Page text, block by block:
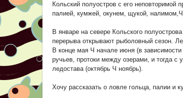
Кольский полуостров с его
палией, кумжей, окунем, щукой,
В январе на севере Кольского
перерыва открывают рыболовный сезон.
В конце мая Ч начале июня (в
ручьев, протоки между озерами, и тогда с
ледостава (октябрь Ч ноябрь).
Хочу рассказать о ловле гольца, палии и